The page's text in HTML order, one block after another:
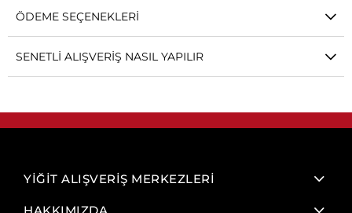
ÖDEME SEÇENEKLERI
SENETLI ALIŞVERIŞ NASIL YAPILIR
YİĞİT ALIŞVERİŞ MERKEZLERİ